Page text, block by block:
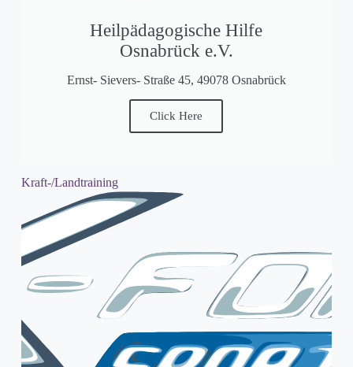
Heilpädagogische Hilfe
Osnabrück e.V.
Ernst- Sievers- Straße 45, 49078 Osnabrück
Click Here
Kraft-/Landtraining